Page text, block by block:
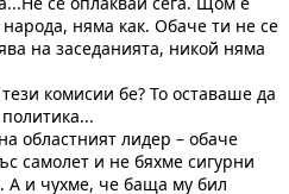
няма как. Обаче ти не се
на заседанията, никой няма
комисии бе? То оставаше да
областният лидер – обаче
самолет и не бяхме сигурни
и чухме, че баща му бил